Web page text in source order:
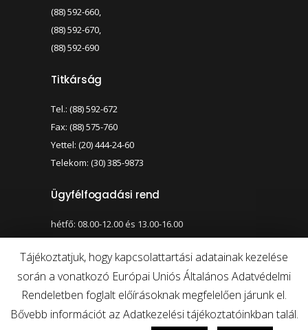
(88) 592-660,
(88) 592-670,
(88) 592-690
Titkárság
Tel.: (88) 592-672
Fax: (88) 575-760
Yettel: (20) 444-24-60
Telekom: (30) 385-9873
Ügyfélfogadási rend
hétfő: 08.00-12.00 és 13.00-16.00
szerda: 08.00-12.00 és 13.00-17.00
Nagy kontraszt váltása
Betűméret váltása
Tájékoztatjuk, hogy kapcsolattartási adatainak kezelése
során a vonatkozó Európai Uniós Általános Adatvédelmi
Rendeletben foglalt előírásoknak megfelelően járunk el.
Bővebb információt az Adatkezelési tájékoztatóinkban talál.